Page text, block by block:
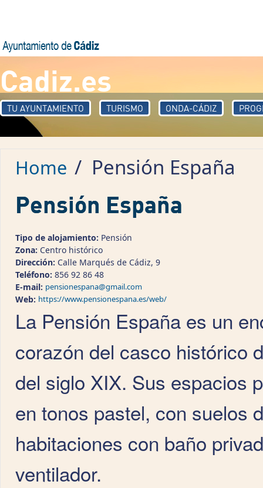
Cadiz.es
TU AYUNTAMIENTO TURISMO ONDA-CÁDIZ
Home / Pensión España
Pensión España
Tipo de alojamiento: Pensión
Zona: Centro histórico
Dirección: Calle Marqués de Cádiz, 9
Teléfono: 856 92 86 48
E-mail: pensionespana@gmail.com
Web: https://www.pensionespana.es/web/
La Pensión España es un
corazón del casco histórico
del siglo XIX. Sus espacios
en tonos pastel, con suelos
habitaciones con baño
ventilador.